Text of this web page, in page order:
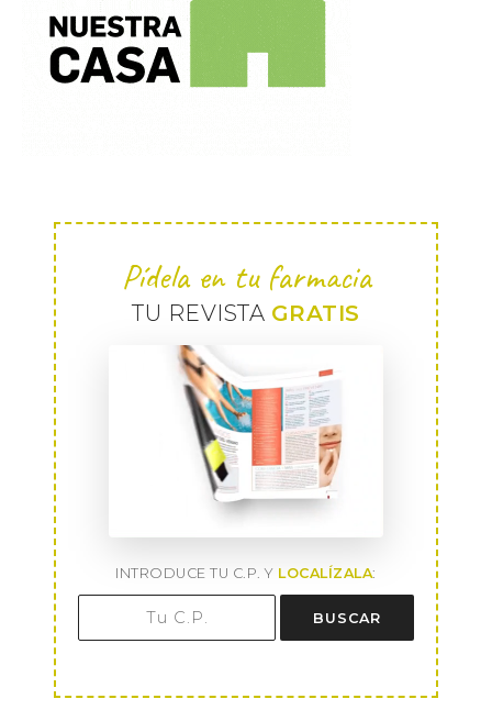
Pídela en tu farmacia
TU REVISTA GRATIS
INTRODUCE TU C.P. Y LOCALÍZALA:
BUSCAR